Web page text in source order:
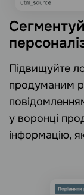
Підвищуйте
продуманим
у воронці
інформацію,